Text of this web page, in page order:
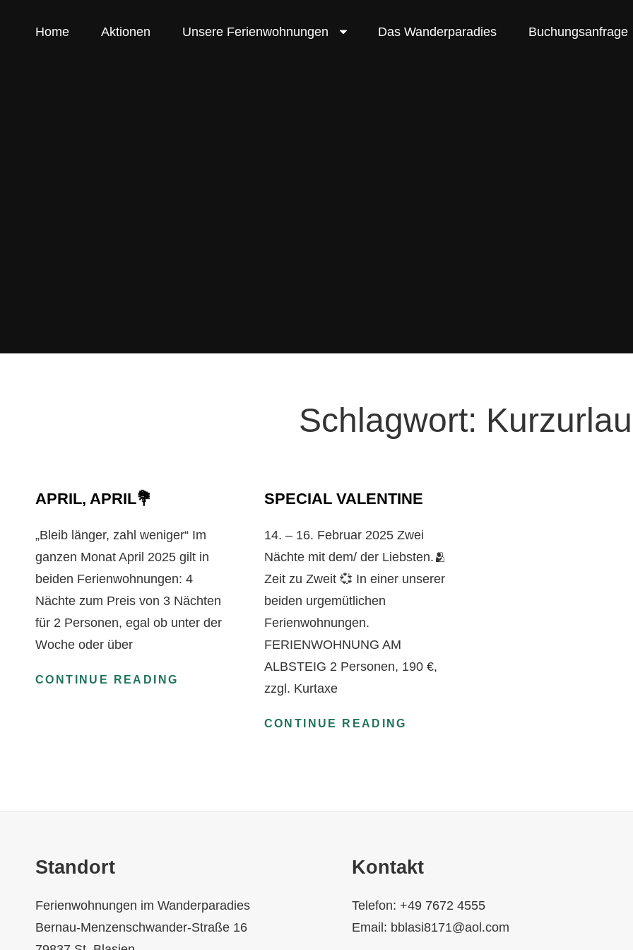
Home Aktionen Unsere Ferienwohnungen Das Wanderparadies Buchungsanfrage
Schlagwort:
APRIL, APRIL💐
„Bleib länger, zahl weniger“ Im
ganzen Monat April 2025 gilt in
beiden Ferienwohnungen: 4
Nächte zum Preis von 3 Nächten
für 2 Personen, egal ob unter der
Woche oder über
CONTINUE READING
SPECIAL VALENTINE
14. – 16. Februar 2025 Zwei
Nächte mit dem/ der Liebsten.🫂
Zeit zu Zweit 💞 In einer unserer
beiden urgemütlichen
Ferienwohnungen.
FERIENWOHNUNG AM
ALBSTEIG 2 Personen, 190 €,
zzgl. Kurtaxe
CONTINUE READING
Standort
Ferienwohnungen im Wanderparadies
Bernau-Menzenschwander-Straße 16
Kontakt
Telefon: +49 7672 4555
Email: bblasi8171@aol.com